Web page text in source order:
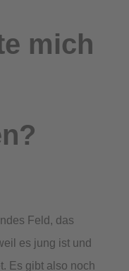
mich
Feld, das
es jung ist und
Es gibt also noch